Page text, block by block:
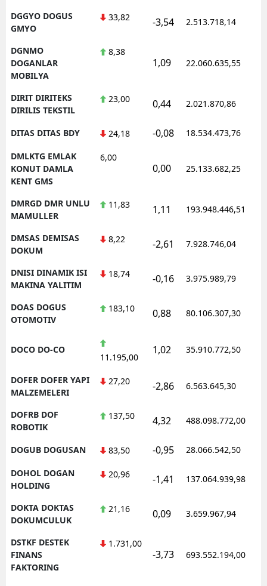
DGGYO DOGUS
GMYO
33,82 -3,54 2.513.718,14
DGNMO
DOGANLAR
MOBILYA
8,38
1,09 22.060.635,55
DIRIT DIRITEKS
DIRILIS TEKSTIL
23,00 0,44 2.021.870,86
DITAS DITAS BDY 24,18 -0,08 18.534.473,76
DMLKTG EMLAK
KONUT DAMLA
KENT GMS
6,00
0,00 25.133.682,25
DMRGD DMR UNLU
MAMULLER
11,83 1,11 193.948.446,51
DMSAS DEMISAS
DOKUM
8,22 -2,61 7.928.746,04
DNISI DINAMIK ISI
MAKINA YALITIM
18,74 -0,16 3.975.989,79
DOAS DOGUS
OTOMOTIV
183,10 0,88 80.106.307,30
DOCO DO-CO
11.195,00
1,02 35.910.772,50
DOFER DOFER YAPI
MALZEMELERI
27,20 -2,86 6.563.645,30
DOFRB DOF
ROBOTIK
137,50 4,32 488.098.772,00
DOGUB DOGUSAN 83,50 -0,95 28.066.542,50
DOHOL DOGAN
HOLDING
20,96 -1,41 137.064.939,98
DOKTA DOKTAS
DOKUMCULUK
21,16 0,09 3.659.967,94
DSTKF DESTEK
FINANS
FAKTORING
1.731,00
-3,73 693.552.194,00